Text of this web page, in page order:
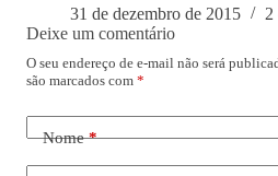
31 de dezembro de 2015
2
Deixe um comentário
O seu endereço de e-mail não será
são marcados com *
Nome*